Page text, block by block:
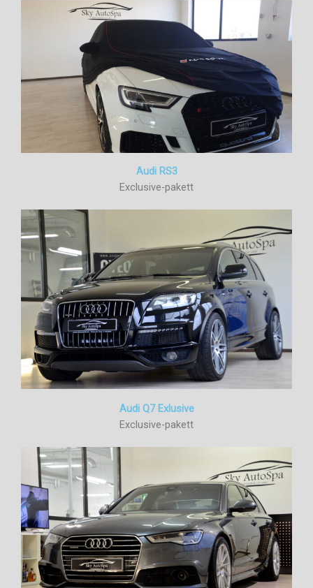
Audi RS3
Exclusive-pakett
Audi Q7 Exlusive
Exclusive-pakett